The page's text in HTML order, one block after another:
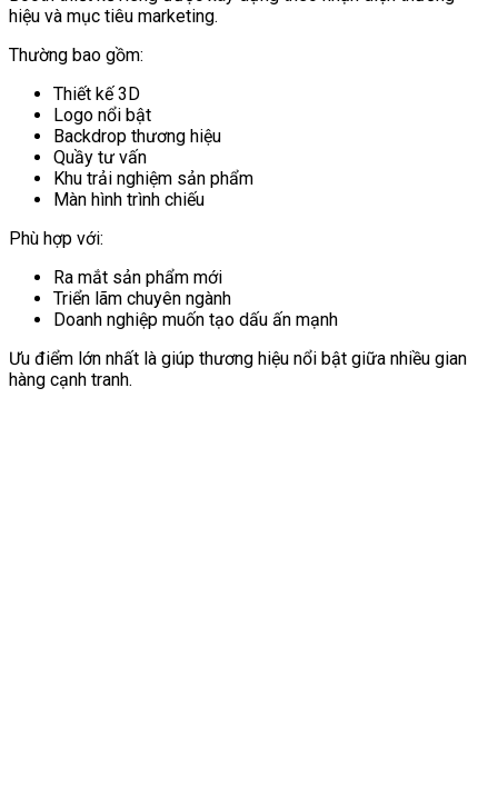
hiệu và mục tiêu marketing.
Thường bao gồm:
Thiết kế 3D
Logo nổi bật
Backdrop thương hiệu
Quầy tư vấn
Khu trải nghiệm sản phẩm
Màn hình trình chiếu
Phù hợp với:
Ra mắt sản phẩm mới
Triển lãm chuyên ngành
Doanh nghiệp muốn tạo dấu ấn mạnh
Ưu điểm lớn nhất là giúp thương hiệu nổi bật giữa nhiều gian
hàng cạnh tranh.